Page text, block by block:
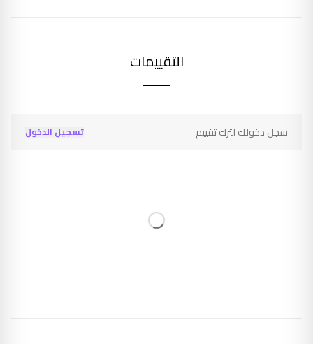
التقييمات
سجل دخولك لترك تقييم تسجيل الدخول